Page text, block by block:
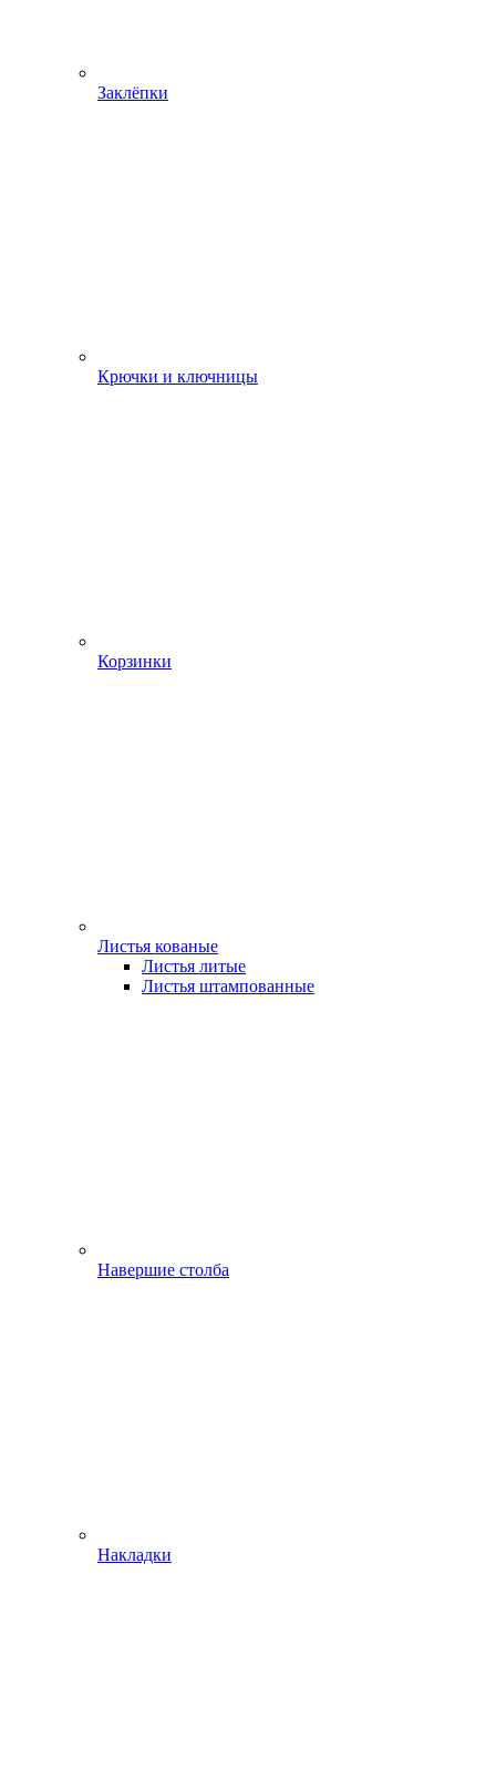
Заклёпки
Крючки и ключницы
Корзинки
Листья кованые
Листья литые
Листья штампованные
Навершие столба
Накладки